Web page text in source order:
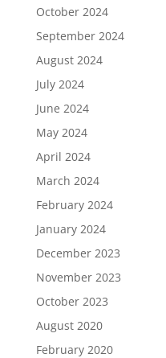
October 2024
September 2024
August 2024
July 2024
June 2024
May 2024
April 2024
March 2024
February 2024
January 2024
December 2023
November 2023
October 2023
August 2020
February 2020